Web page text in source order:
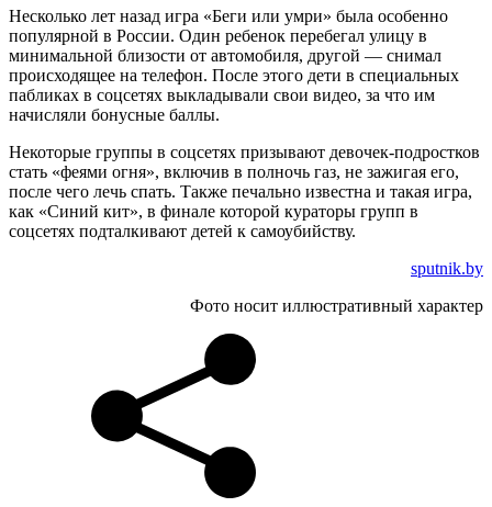
Несколько лет назад игра «Беги или умри» была особенно
популярной в России. Один ребенок перебегал улицу в
минимальной близости от автомобиля, другой — снимал
происходящее на телефон. После этого дети в специальных
пабликах в соцсетях выкладывали свои видео, за что им
начисляли бонусные баллы.
Некоторые группы в соцсетях призывают девочек-подростков
стать «феями огня», включив в полночь газ, не зажигая его,
после чего лечь спать. Также печально известна и такая игра,
как «Синий кит», в финале которой кураторы групп в
соцсетях подталкивают детей к самоубийству.
sputnik.by
Фото носит иллюстративный характер